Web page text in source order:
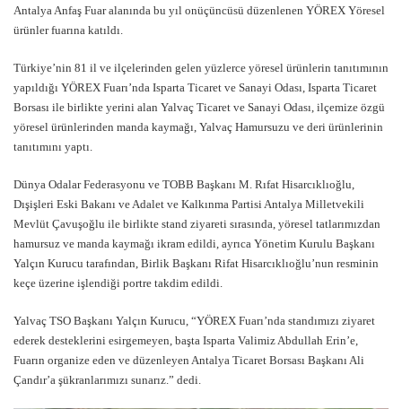
Antalya Anfaş Fuar alanında bu yıl onüçüncüsü düzenlenen YÖREX Yöresel
ürünler fuarına katıldı.
Türkiye’nin 81 il ve ilçelerinden gelen yüzlerce yöresel ürünlerin tanıtımının
yapıldığı YÖREX Fuarı’nda Isparta Ticaret ve Sanayi Odası, Isparta Ticaret
Borsası ile birlikte yerini alan Yalvaç Ticaret ve Sanayi Odası, ilçemize özgü
yöresel ürünlerinden manda kaymağı, Yalvaç Hamursuzu ve deri ürünlerinin
tanıtımını yaptı.
Dünya Odalar Federasyonu ve TOBB Başkanı M. Rıfat Hisarcıklıoğlu,
Dışişleri Eski Bakanı ve Adalet ve Kalkınma Partisi Antalya Milletvekili
Mevlüt Çavuşoğlu ile birlikte stand ziyareti sırasında, yöresel tatlarımızdan
hamursuz ve manda kaymağı ikram edildi, ayrıca Yönetim Kurulu Başkanı
Yalçın Kurucu tarafından, Birlik Başkanı Rifat Hisarcıklıoğlu’nun resminin
keçe üzerine işlendiği portre takdim edildi.
Yalvaç TSO Başkanı Yalçın Kurucu, “YÖREX Fuarı’nda standımızı ziyaret
ederek desteklerini esirgemeyen, başta Isparta Valimiz Abdullah Erin’e,
Fuarın organize eden ve düzenleyen Antalya Ticaret Borsası Başkanı Ali
Çandır’a şükranlarımızı sunarız.” dedi.